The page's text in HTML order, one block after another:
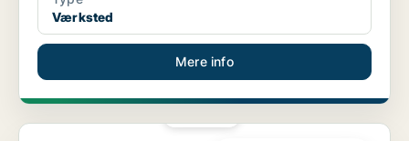
Værksted
Mere info
Kontor i Aalborg